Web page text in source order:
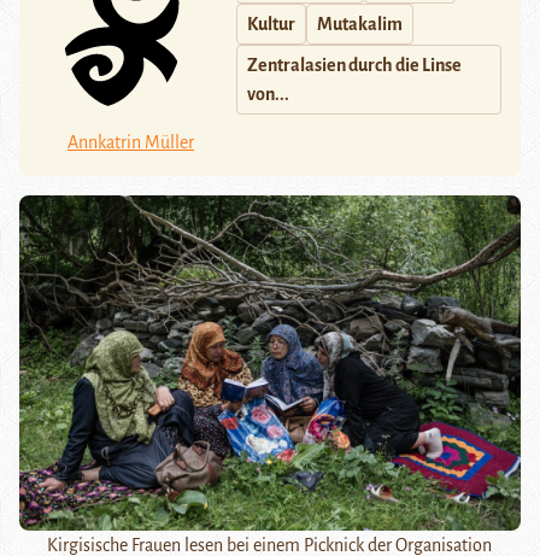
Annkatrin Müller
Kultur Mutakalim
Zentralasien durch die Linse
von...
Kirgisische Frauen lesen bei einem Picknick der Organisation